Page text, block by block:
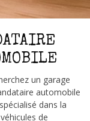
un garage
automobile
dans la
de